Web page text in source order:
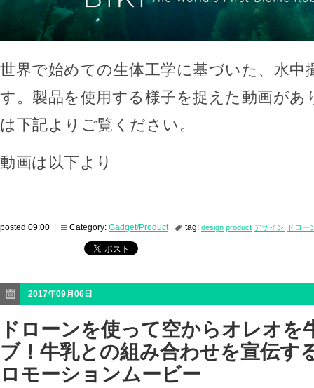
世界で始めての生体工学に基づいた、水中
す。製品を使用する様子を捉えた動画があ
は下記よりご覧ください。
動画は以下より
posted 09:00 | Category: Gadget/Product tag: design product デザイン ドロー
2017年09月06日
ドローンを使って空からオレオを
ブ！牛乳との組み合わせを宣伝す
ロモーションムービー